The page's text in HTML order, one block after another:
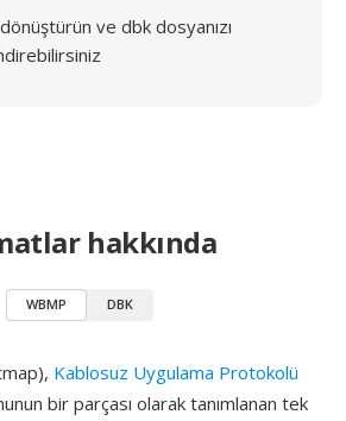
ve dbk dosyanızı
hakkında
WBMP DBK
Kablosuz Uygulama Protokolü
bir parçası olarak tanımlanan tek